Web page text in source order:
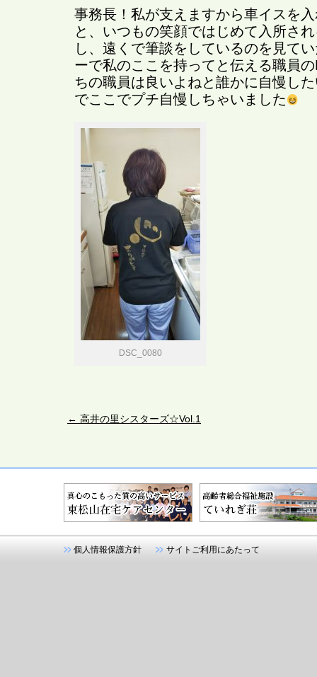
事務長！私が支えますから車イスを
と、いつもの笑顔ではじめて入所さ
し、遠くで筆談をしているのを見て
ーで私のここを持ってと伝える職員
ちの職員は良いよねと誰かに自慢し
でここでプチ自慢しちゃいました
DSC_0080
← 高井の里シスターズ☆Vol.1
個人情報保護方針 サイトご利用にあたって